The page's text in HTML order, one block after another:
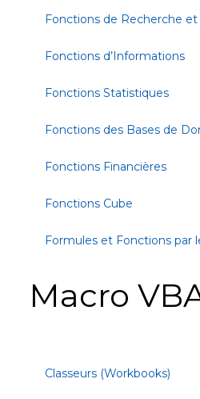
Fonctions de Recherche
Fonctions d’Informations
Fonctions Statistiques
Fonctions des Bases de
Fonctions Financières
Fonctions Cube
Formules et Fonctions par
Macro
Classeurs (Workbooks)